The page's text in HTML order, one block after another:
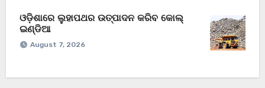
ଓଡ଼ିଶାରେ ଲୁହାପଥର ଉତ୍ପାଦନ କରିବ କୋଲ୍‌
ଇଣ୍ଡିଆ
August 7, 2026